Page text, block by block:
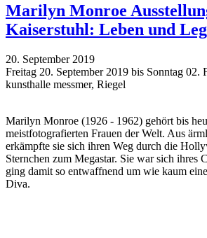
Marilyn Monroe
Kaiserstuhl: Leben und
20. September 2019
Freitag 20. September 2019 bis Sonntag 02.
kunsthalle messmer, Riegel
Marilyn Monroe (1926 - 1962) gehört bis
meistfotografierten Frauen der Welt. Aus
erkämpfte sie sich ihren Weg durch die
Sternchen zum Megastar. Sie war sich ihres
ging damit so entwaffnend um wie kaum
Diva.